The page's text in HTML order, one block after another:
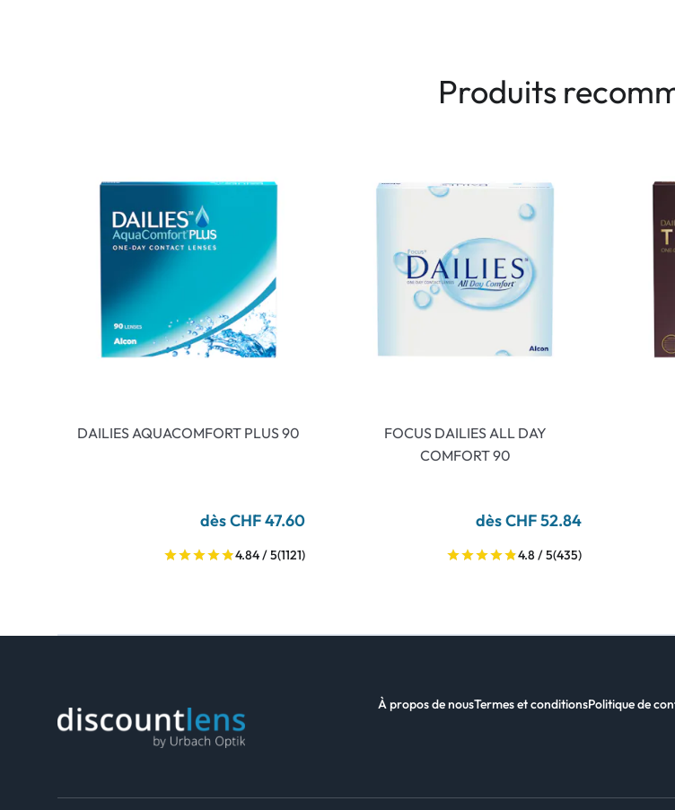
Produits
DAILIES AQUACOMFORT PLUS 90
dès CHF 47.60
4.84 / 5(1121)
FOCUS DAILIES ALL DAY
COMFORT 90
dès CHF 52.84
4.8 / 5(435)
À propos de nousTermes et conditionsPolitique de